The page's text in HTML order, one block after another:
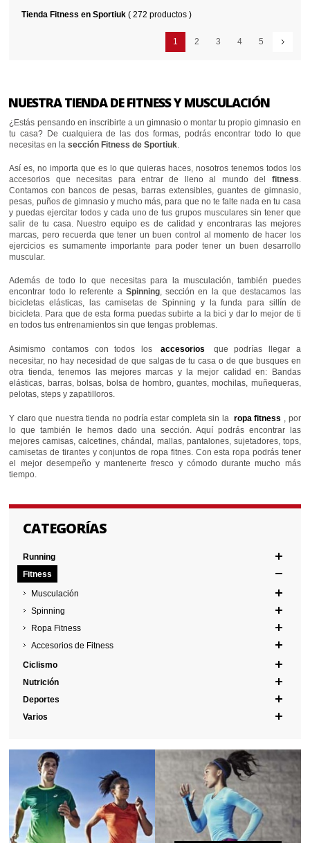
Tienda Fitness en Sportiuk ( 272 productos )
1 2 3 4 5
NUESTRA TIENDA DE FITNESS Y MUSCULACIÓN
¿Estás pensando en inscribirte a un gimnasio o montar tu propio gimnasio en
tu casa? De cualquiera de las dos formas, podrás encontrar todo lo que
necesitas en lasección Fitness de Sportiuk.
Así es, no importa que es lo que quieras haces, nosotros tenemos todos los
accesorios que necesitas para entrar de lleno al mundo del fitness.
Contamos con bancos de pesas, barras extensibles, guantes de gimnasio,
pesas, puños de gimnasio y mucho más, para que no te falte nada en tu casa
y puedas ejercitar todos y cada uno de tus grupos musculares sin tener que
salir de tu casa. Nuestro equipo es de calidad y encontraras las mejores
marcas, pero recuerda que tener un buen control al momento de hacer los
ejercicios es sumamente importante para poder tener un buen desarrollo
muscular.
Además de todo lo que necesitas para la musculación, también puedes
encontrar todo lo referente a Spinning, sección en la que destacamos las
bicicletas elásticas, las camisetas de Spinning y la funda para sillín de
bicicleta. Para que de esta forma puedas subirte a la bici y dar lo mejor de ti
en todos tus entrenamientos sin que tengas problemas.
Asimismo contamos con todos los accesorios
que podrías llegar a
necesitar, no hay necesidad de que salgas de tu casa o de que busques en
otra tienda, tenemos las mejores marcas y la mejor calidad en: Bandas
elásticas, barras, bolsas, bolsa de hombro, guantes, mochilas, muñequeras,
pelotas, steps y zapatilloros.
Y claro que nuestra tienda no podría estar completa sin la ropa fitness , por
lo que también le hemos dado una sección. Aquí podrás encontrar las
mejores camisas, calcetines, chándal, mallas, pantalones, sujetadores, tops,
camisetas de tirantes y conjuntos de ropa fitnes. Con esta ropa podrás tener
el mejor desempeño y mantenerte fresco y cómodo durante mucho más
tiempo.
CATEGORÍAS
Running
Fitness
Musculación
Spinning
Ropa Fitness
Accesorios de Fitness
Ciclismo
Nutrición
Deportes
Varios